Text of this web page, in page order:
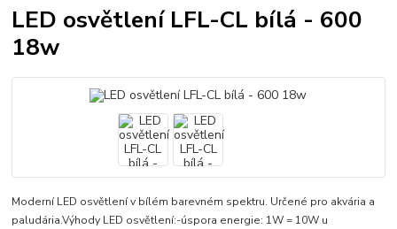
LED osvětlení LFL-CL bílá - 600
18w
Moderní LED osvětlení v bílém barevném spektru. Určené pro akvária a
paludária.Výhody LED osvětlení:-úspora energie: 1W = 10W u